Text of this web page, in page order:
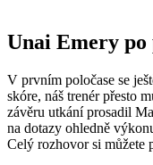
Unai Emery po
V prvním poločase se
skóre, náš trenér přesto
závěru utkání prosadil
na dotazy ohledně
Celý rozhovor si můžete